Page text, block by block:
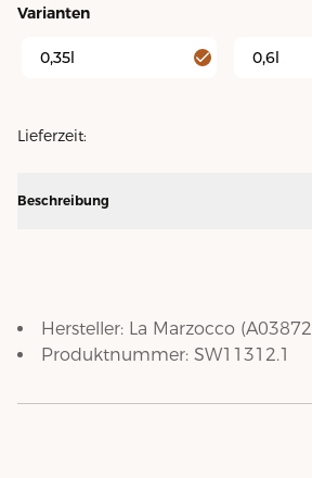
Varianten
0,35l 0,6l
Lieferzeit:
Beschreibung
Hersteller: La Marzocco (A03872
Produktnummer: SW11312.1